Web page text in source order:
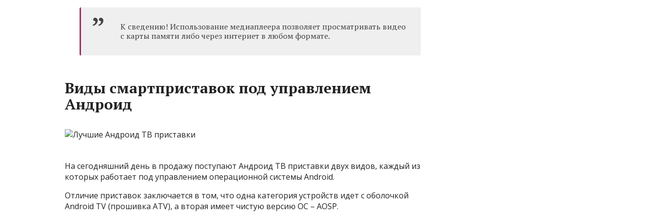
К сведению! Использование медиаплеера позволяет просматривать видео
с карты памяти либо через интернет в любом формате.
Виды смартприставок под управлением
Андроид
На сегодняшний день в продажу поступают Андроид ТВ приставки двух видов, каждый из
которых работает под управлением операционной системы Android.
Отличие приставок заключается в том, что одна категория устройств идет с оболочкой
Android TV (прошивка АTV), а вторая имеет чистую версию ОС – AOSP.